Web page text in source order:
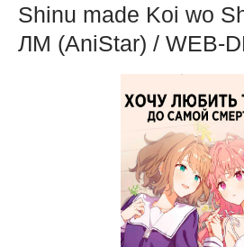
Shinu made Koi wo
ЛМ (AniStar) / WEB-